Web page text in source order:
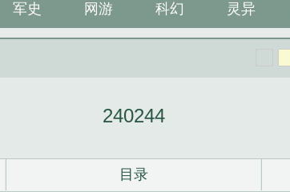
军史 网游 科幻 灵异
240244
目录